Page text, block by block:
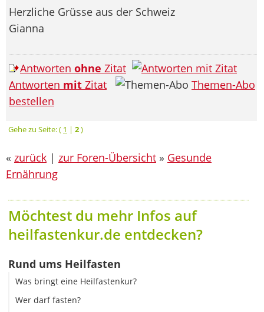
Herzliche Grüsse aus der Schweiz
Gianna
Antworten ohne Zitat
Antworten mit Zitat
Themen-Abo
bestellen
Gehe zu Seite: ( 1 | 2)
« zurück | zur Foren-Übersicht » Gesunde
Ernährung
Möchtest du mehr Infos auf
heilfastenkur.de entdecken?
Rund ums Heilfasten
Was bringt eine Heilfastenkur?
Wer darf fasten?